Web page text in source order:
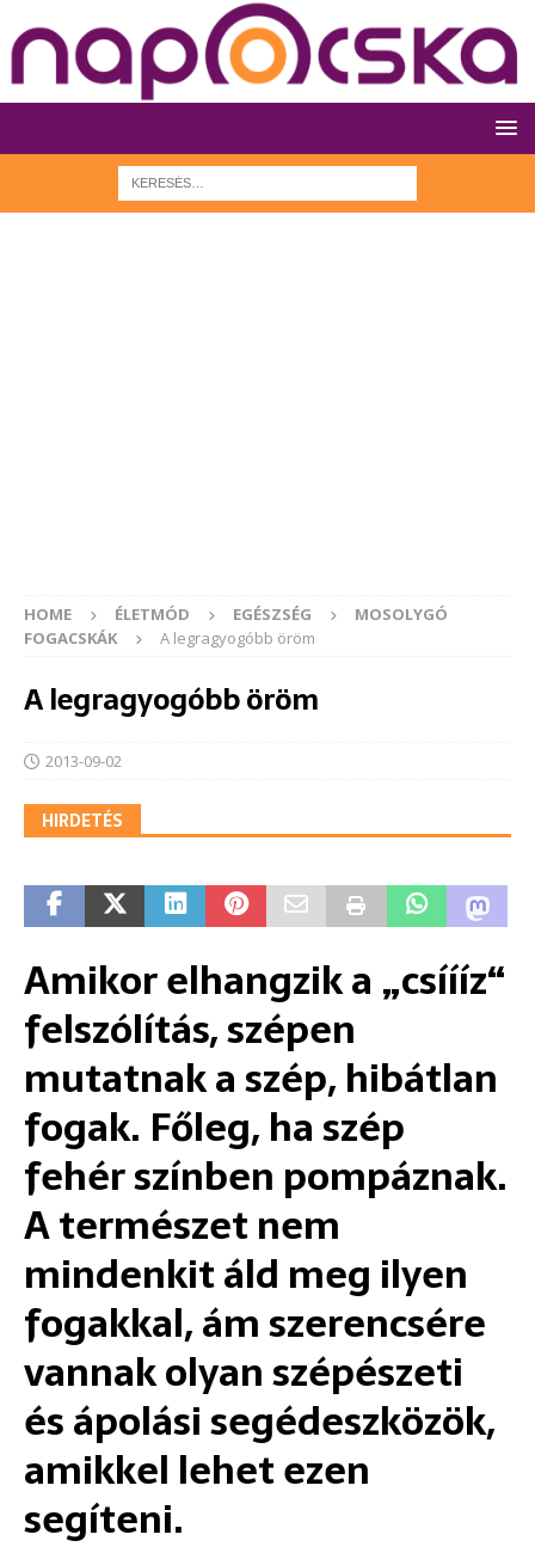
HOME ÉLETMÓD EGÉSZSÉG
MOSOLYGÓ
FOGACSKÁK
A legragyogóbb öröm
A legragyogóbb öröm
2013-09-02
HIRDETÉS
Amikor elhangzik a „csíííz“
felszólítás, szépen
mutatnak a szép, hibátlan
fogak. Főleg, ha szép
fehér színben pompáznak.
A természet nem
mindenkit áld meg ilyen
fogakkal, ám szerencsére
vannak olyan szépészeti
és ápolási segédeszközök,
amikkel lehet ezen
segíteni.